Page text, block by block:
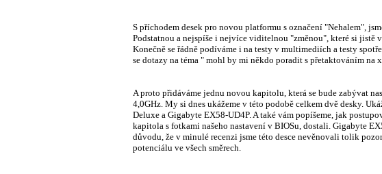
S příchodem desek pro novou platformu s označení "Nehalem",
Podstatnou a nejspíše i nejvíce viditelnou "změnou", které si jistě
Konečně se řádně podíváme i na testy v multimediích a testy
se dotazy na téma " mohl by mi někdo poradit s přetaktováním na
A proto přidáváme jednu novou kapitolu, která se bude zabývat
4,0GHz. My si dnes ukážeme v této podobě celkem dvě desky.
Deluxe a Gigabyte EX58-UD4P. A také vám popíšeme, jak
kapitola s fotkami našeho nastavení v BIOSu, dostali. Gigabyte
důvodu, že v minulé recenzi jsme této desce nevěnovali tolik
potenciálu ve všech směrech.